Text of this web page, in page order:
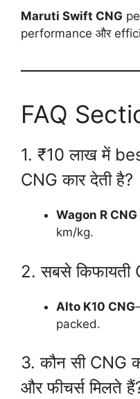
Maruti Swift CNG
performance और
FAQ
1. ₹10 लाख में
CNG कार देती है?
Wagon R CNG
km/kg.
2. सबसे किफायती
Alto K10 CNG
packed.
3. कौन सी CNG
और फीचर्स मिलते